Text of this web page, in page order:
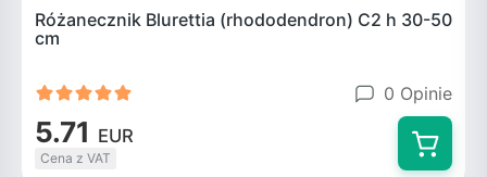
Różanecznik Blurettia (rhododendron) C2 h 30-50
cm
0 Opinie
5.71 EUR
Cena z VAT